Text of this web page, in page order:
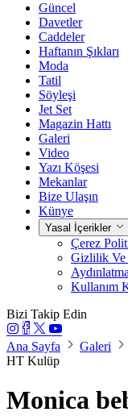
Güncel
Davetler
Caddeler
Haftanın Şıkları
Moda
Tatil
Söyleşi
Jet Set
Magazin Hattı
Galeri
Video
Yazı Köşesi
Mekanlar
Bize Ulaşın
Künye
Yasal İçerikler
Çerez
Gizlilik Ve
Kullanım
Bizi Takip Edin
Ana Sayfa Galeri
HT Kulüp
Monica